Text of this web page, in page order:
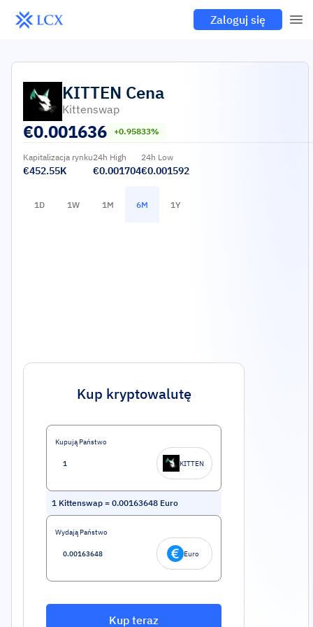
Zaloguj się
KITTEN Cena
Kittenswap
€0.001636 +0.95833%
Kapitalizacja rynku
€452.55K
24h High
€0.001704
24h Low
€0.001592
1D 1W 1M 6M 1Y
Kup kryptowalutę
Kupują Państwo
KITTEN
1 Kittenswap = 0.00163648 Euro
Wydają Państwo
Euro
Kup teraz